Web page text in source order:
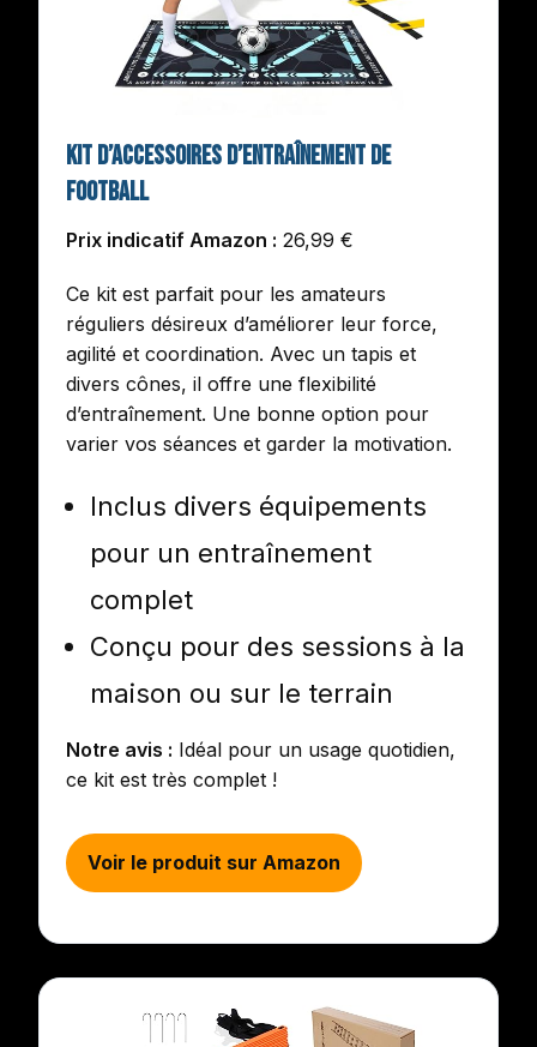
Kit D’Accessoires D’Entraînement De
Football
Prix indicatif Amazon : 26,99 €
Ce kit est parfait pour les amateurs
réguliers désireux d’améliorer leur force,
agilité et coordination. Avec un tapis et
divers cônes, il offre une flexibilité
d’entraînement. Une bonne option pour
varier vos séances et garder la motivation.
Inclus divers équipements
pour un entraînement
complet
Conçu pour des sessions à la
maison ou sur le terrain
Notre avis : Idéal pour un usage quotidien,
ce kit est très complet !
Voir le produit sur Amazon